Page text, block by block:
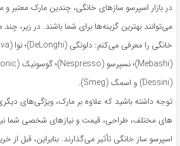
در بازار اسپرسو سازهای خانگی، چندین مارک معتبر
می‌توانند بهترین گزینه‌ها برای شما باشند. در زیر، چند
(Dessini) و اسمگ (Smeg).
توجه داشته باشید که علاوه بر مارک، ویژگی‌های
های مختلف، طراحی، قیمت و نیازهای شخصی شما نیز
اسپرسو ساز خانگی تأثیر می‌گذارند. بنابراین، قبل